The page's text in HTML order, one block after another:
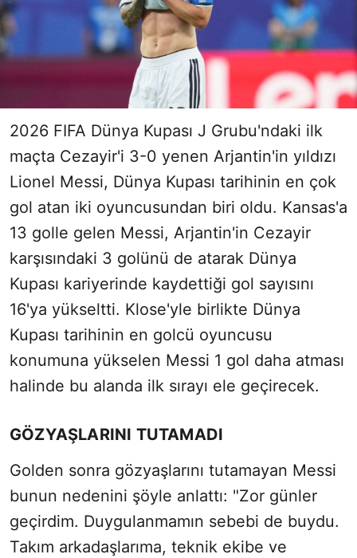
2026 FIFA Dünya Kupası J Grubu'ndaki ilk
maçta Cezayir'i 3-0 yenen Arjantin'in yıldızı
Lionel Messi, Dünya Kupası tarihinin en çok
gol atan iki oyuncusundan biri oldu. Kansas'a
13 golle gelen Messi, Arjantin'in Cezayir
karşısındaki 3 golünü de atarak Dünya
Kupası kariyerinde kaydettiği gol sayısını
16'ya yükseltti. Klose'yle birlikte Dünya
Kupası tarihinin en golcü oyuncusu
konumuna yükselen Messi 1 gol daha atması
halinde bu alanda ilk sırayı ele geçirecek.
GÖZYAŞLARINI TUTAMADI
Golden sonra gözyaşlarını tutamayan Messi
bunun nedenini şöyle anlattı: "Zor günler
geçirdim. Duygulanmamın sebebi de buydu.
Takım arkadaşlarıma, teknik ekibe ve